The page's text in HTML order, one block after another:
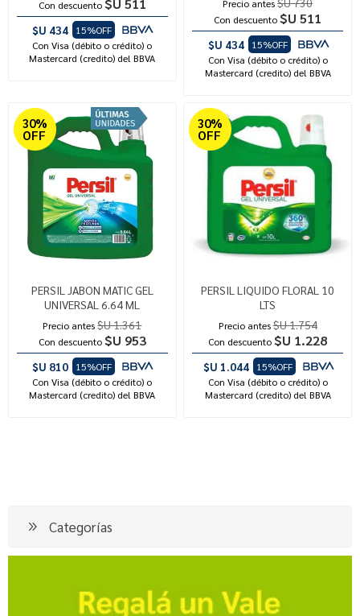
Con descuento $U 511
$U 434
15%OFF
Con Visa (débito o crédito) o
Mastercard (credito) del BBVA
Precio antes
Con descuento $U 511
$U 434
15%OFF
Con Visa (débito o crédito) o
Mastercard (credito) del BBVA
30%
OFF
PERSIL JABON MATIC GEL
UNIVERSAL 6.64 ML
Precio antes $U 1.361
Con descuento $U 953
$U 810
15%OFF
Con Visa (débito o crédito) o
Mastercard (credito) del BBVA
30%
OFF
PERSIL LIQUIDO FLORAL 10
LTS
Precio antes$U 1.754
Con descuento $U 1.228
$U 1.044
15%OFF
Con Visa (débito o crédito) o
Mastercard (credito) del BBVA
Categorías